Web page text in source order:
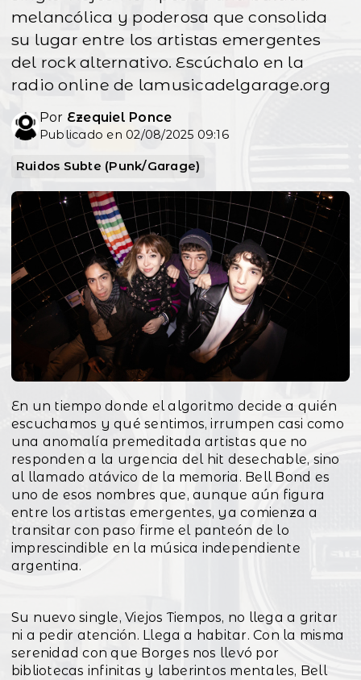
melancólica y poderosa que consolida
su lugar entre los artistas emergentes
del rock alternativo. Escúchalo en la
radio online de lamusicadelgarage.org
Por Ezequiel Ponce
Publicado en 02/08/2025 09:16
Ruidos Subte (Punk/Garage)
En un tiempo donde el algoritmo decide a quién
escuchamos y qué sentimos, irrumpen casi como
una anomalía premeditada artistas que no
responden a la urgencia del hit desechable, sino
al llamado atávico de la memoria. Bell Bond es
uno de esos nombres que, aunque aún figura
entre los artistas emergentes, ya comienza a
transitar con paso firme el panteón de lo
imprescindible en la música independiente
argentina.
Su nuevo single, Viejos Tiempos, no llega a gritar
ni a pedir atención. Llega a habitar. Con la misma
serenidad con que Borges nos llevó por
bibliotecas infinitas y laberintos mentales, Bell